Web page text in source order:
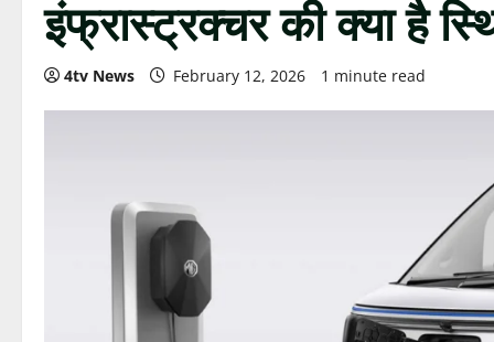
इंफ्रास्ट्रक्चर की क्या है
4tv News February 12, 2026 1 minute read